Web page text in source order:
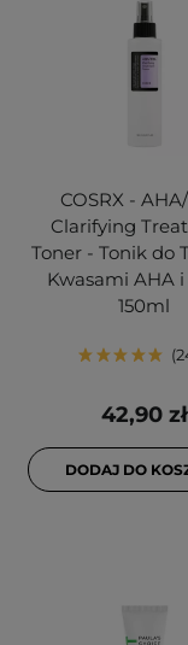
COSRX -
Clarifying
Toner - Tonik do
Kwasami AHA
150ml
42,90 zł
DODAJ DO